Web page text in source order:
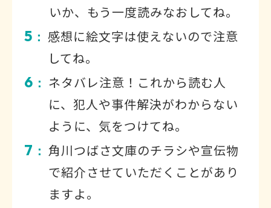
いか、もう一度読みなおしてね。
5 ： 感想に絵文字は使えないので注意
してね。
6 ： ネタバレ注意！これから読む人
に、犯人や事件解決がわからない
ように、気をつけてね。
7 ： 角川つばさ文庫のチラシや宣伝物
で紹介させていただくことがあり
ますよ。